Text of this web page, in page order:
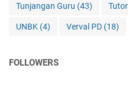
Tunjangan Guru (43)
UNBK (4) Verval PD (18)
FOLLOWERS